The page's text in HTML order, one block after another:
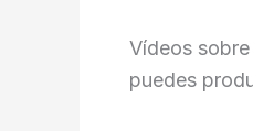
Vídeos
puedes